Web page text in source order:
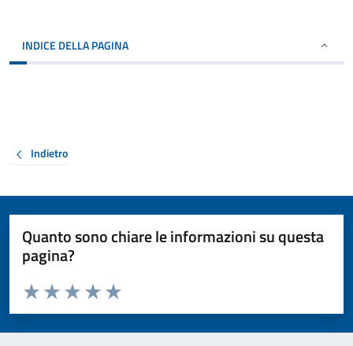
INDICE DELLA PAGINA
Indietro
Quanto sono chiare le informazioni su questa
pagina?
Valuta da 1 a 5 stelle la pagina
Valuta 5 stelle su 5
Valuta 4 stelle su 5
Valuta 3 stelle su 5
Valuta 2 stelle su 5
Valuta 1 stelle su 5